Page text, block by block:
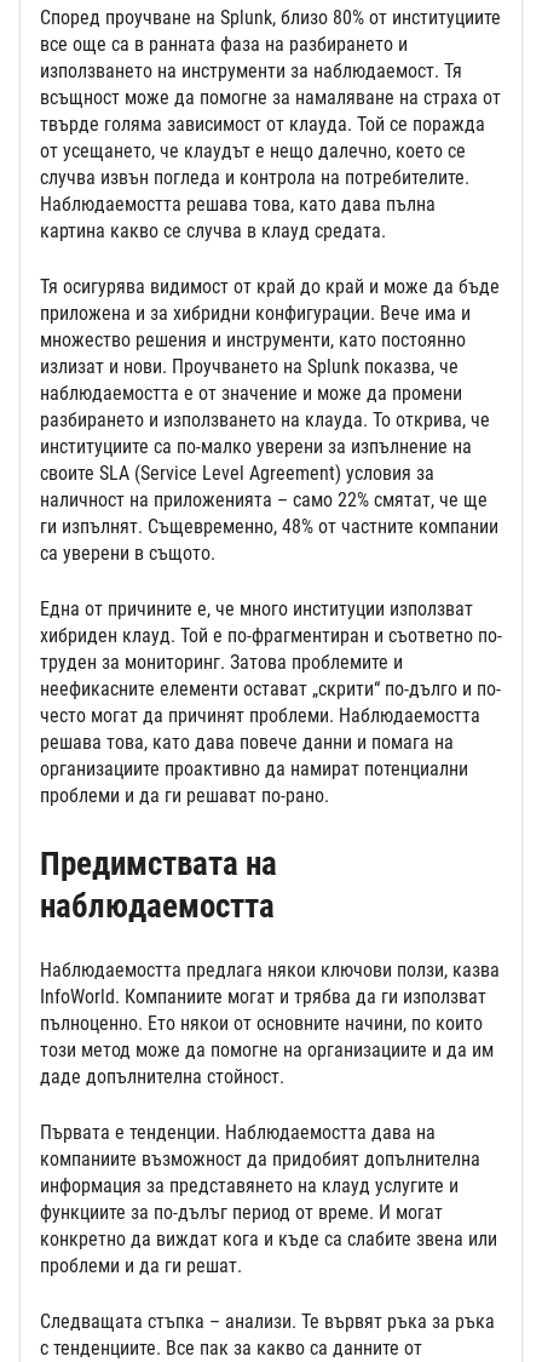
Според проучване на Splunk, близо 80% от институциите
все още са в ранната фаза на разбирането и
използването на инструменти за наблюдаемост. Тя
всъщност може да помогне за намаляване на страха от
твърде голяма зависимост от клауда. Той се поражда
от усещането, че клаудът е нещо далечно, което се
случва извън погледа и контрола на потребителите.
Наблюдаемостта решава това, като дава пълна
картина какво се случва в клауд средата.
Тя осигурява видимост от край до край и може да бъде
приложена и за хибридни конфигурации. Вече има и
множество решения и инструменти, като постоянно
излизат и нови. Проучването на Splunk показва, че
наблюдаемостта е от значение и може да промени
разбирането и използването на клауда. То открива, че
институциите са по-малко уверени за изпълнение на
своите SLA (Service Level Agreement) условия за
наличност на приложенията – само 22% смятат, че ще
ги изпълнят. Същевременно, 48% от частните компании
са уверени в същото.
Една от причините е, че много институции използват
хибриден клауд. Той е по-фрагментиран и съответно по-
труден за мониторинг. Затова проблемите и
неефикасните елементи остават „скрити“ по-дълго и по-
често могат да причинят проблеми. Наблюдаемостта
решава това, като дава повече данни и помага на
организациите проактивно да намират потенциални
проблеми и да ги решават по-рано.
Предимствата на
наблюдаемостта
Наблюдаемостта предлага някои ключови ползи, казва
InfoWorld. Компаниите могат и трябва да ги използват
пълноценно. Ето някои от основните начини, по които
този метод може да помогне на организациите и да им
даде допълнителна стойност.
Първата е тенденции. Наблюдаемостта дава на
компаниите възможност да придобият допълнителна
информация за представянето на клауд услугите и
функциите за по-дълъг период от време. И могат
конкретно да виждат кога и къде са слабите звена или
проблеми и да ги решат.
Следващата стъпка – анализи. Те вървят ръка за ръка
с тенденциите. Все пак за какво са данните от